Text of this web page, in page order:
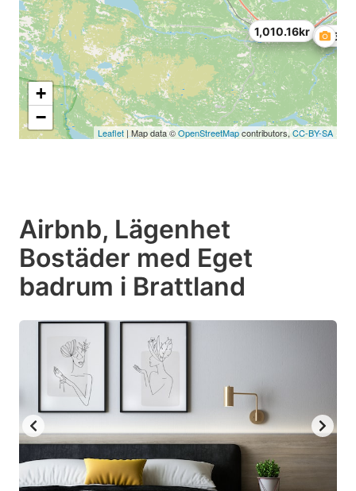
1,010.16kr
+
−
Leaflet| Map data ©OpenStreetMapcontributors, CC-BY-SA
Airbnb, Lägenhet
Bostäder med Eget
badrum i Brattland